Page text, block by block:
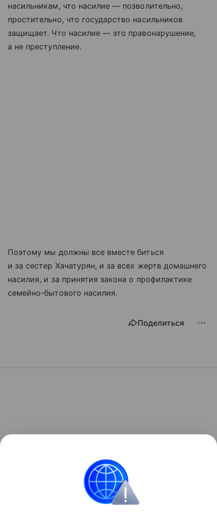
насильникам, что насилие — позволительно,
простительно, что государство насильников
защищает. Что насилие — это правонарушение,
а не преступление.
Поэтому мы должны все вместе биться
и за сестер Хачатурян, и за всех жертв домашнего
насилия, и за принятия закона о профилактике
семейно-бытового насилия.
Поделиться